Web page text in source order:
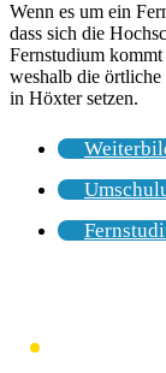
Wenn es um ein
dass sich die
Fernstudium
weshalb die
in Höxter setzen.